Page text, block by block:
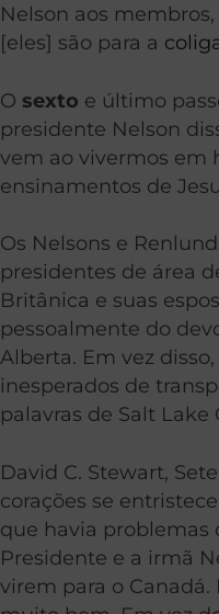
Nelson aos
[eles] são para a
O sexto e último
presidente Nelson
vem ao vivermos em
ensinamentos de
Os Nelsons e
presidentes de área
Britânica e suas
pessoalmente do
Alberta. Em vez
inesperados de
palavras de Salt Lake
David C. Stewart,
corações se
que havia problemas
Presidente e a irmã
virem para o Canadá.